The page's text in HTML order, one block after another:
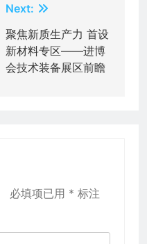
Next:
聚焦新质生产力 首设
新材料专区——进博
会技术装备展区前瞻
必填项已用 * 标注